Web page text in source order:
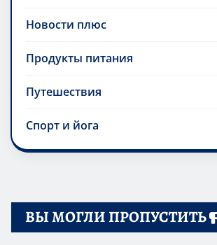
Новости плюс
Продукты питания
Путешествия
Спорт и йога
ВЫ МОГЛИ ПРОПУСТИТЬ